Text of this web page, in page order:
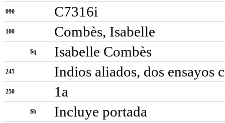
090 C7316i
100 Combès, Isabelle
$q Isabelle Combès
245 Indios aliados, dos ensayos
250 1a
$b Incluye portada